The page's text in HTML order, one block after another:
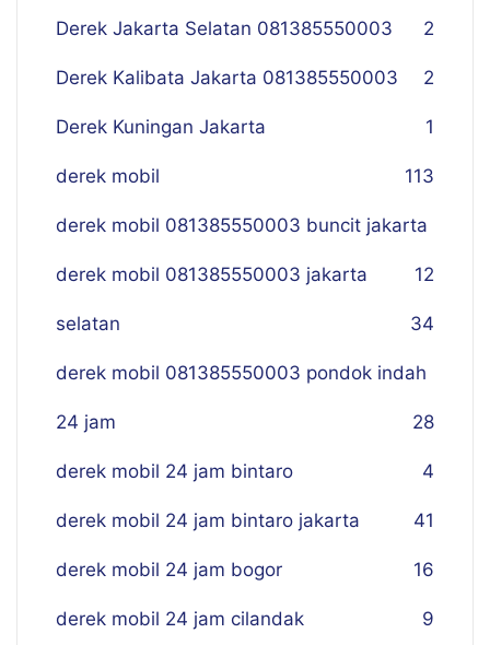
Derek Jakarta Selatan 081385550003 2
Derek Kalibata Jakarta 081385550003 2
Derek Kuningan Jakarta 1
derek mobil 113
derek mobil 081385550003 buncit jakarta
12
derek mobil 081385550003 jakarta
selatan 34
derek mobil 081385550003 pondok indah
24 jam 28
derek mobil 24 jam bintaro 4
derek mobil 24 jam bintaro jakarta 41
derek mobil 24 jam bogor 16
derek mobil 24 jam cilandak 9